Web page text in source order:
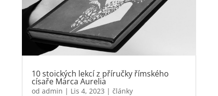
10 stoických lekcí z příručky římského
císaře Marca Aurelia
od admin | Lis 4, 2023 | články